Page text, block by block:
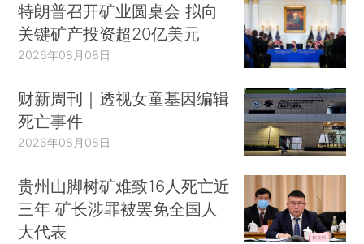
特朗普召开矿业圆桌会 拟向
关键矿产投资超20亿美元
2026年08月08日
财新周刊｜透视女童基因编辑
死亡事件
2026年08月08日
贵州山脚树矿难致16人死亡近
三年 矿长涉罪被罢免全国人
大代表